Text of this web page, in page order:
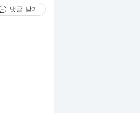
댓글 닫기